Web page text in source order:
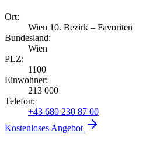
Ort:
Wien 10. Bezirk – Favoriten
Bundesland:
Wien
PLZ:
1100
Einwohner:
213 000
Telefon:
+43 680 230 87 00
Kostenloses Angebot